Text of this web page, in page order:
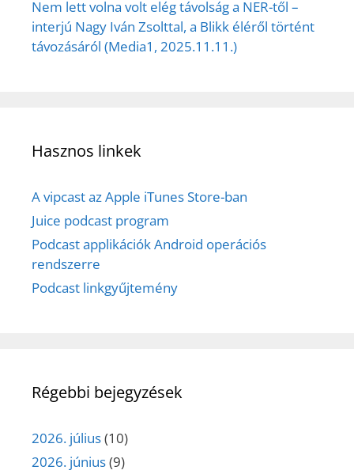
Nem lett volna volt elég távolság a NER-től –
interjú Nagy Iván Zsolttal, a Blikk éléről történt
távozásáról (Media1, 2025.11.11.)
Hasznos linkek
A vipcast az Apple iTunes Store-ban
Juice podcast program
Podcast applikációk Android operációs
rendszerre
Podcast linkgyűjtemény
Régebbi bejegyzések
2026. július(10)
2026. június(9)